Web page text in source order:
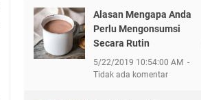
Alasan Mengapa Anda
Perlu Mengonsumsi
Secara Rutin
5/22/2019 10:54:00 AM
Tidak ada komentar